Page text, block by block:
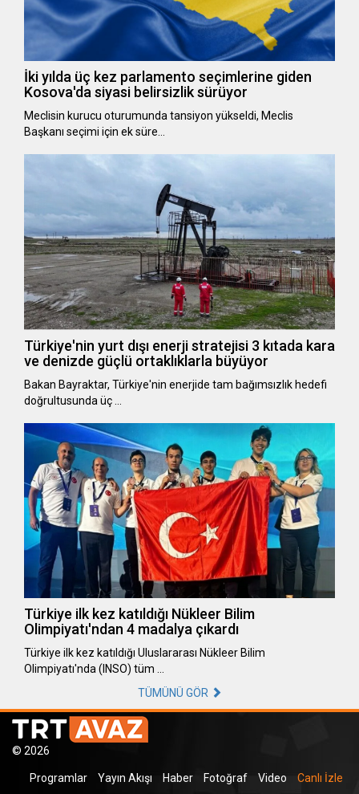
İki yılda üç kez parlamento seçimlerine giden
Kosova'da siyasi belirsizlik sürüyor
Meclisin kurucu oturumunda tansiyon yükseldi, Meclis
Başkanı seçimi için ek süre…
Türkiye'nin yurt dışı enerji stratejisi 3 kıtada kara
ve denizde güçlü ortaklıklarla büyüyor
Bakan Bayraktar, Türkiye'nin enerjide tam bağımsızlık hedefi
doğrultusunda üç …
Türkiye ilk kez katıldığı Nükleer Bilim
Olimpiyatı'ndan 4 madalya çıkardı
Türkiye ilk kez katıldığı Uluslararası Nükleer Bilim
Olimpiyatı'nda (INSO) tüm …
TÜMÜNÜ GÖR
© 2026
Programlar Yayın Akışı Haber Fotoğraf Video Canlı İzle